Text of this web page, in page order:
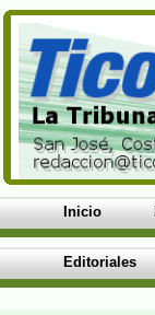
Inicio
Editoriales